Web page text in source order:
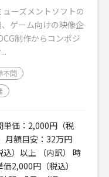
ーズメントソフトの
ゲーム向けの映像企
制作からコンポジ
不問
単価：2,000円（税
月額目安：32万円
込）以上 （内訳） 時
価2,000円（税込）